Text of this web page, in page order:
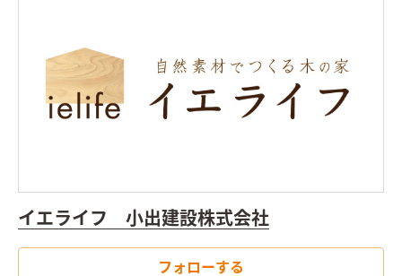
イエライフ 小出建設株式会社
フォローする